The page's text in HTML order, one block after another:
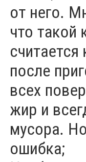
от него.
что такой
считается
после
всех
жир и
мусора.
ошибка;